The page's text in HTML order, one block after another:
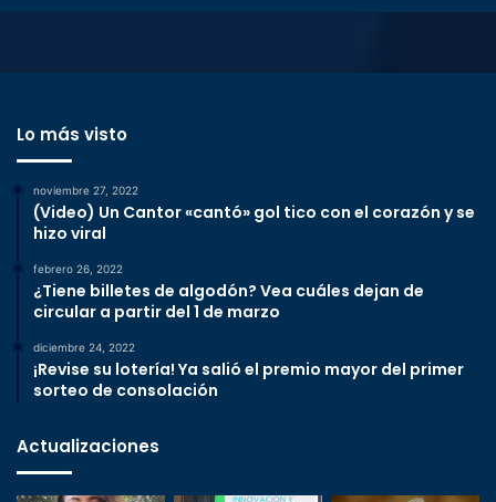
Lo más visto
noviembre 27, 2022
(Video) Un Cantor «cantó» gol tico con el corazón y se
hizo viral
febrero 26, 2022
¿Tiene billetes de algodón? Vea cuáles dejan de
circular a partir del 1 de marzo
diciembre 24, 2022
¡Revise su lotería! Ya salió el premio mayor del primer
sorteo de consolación
Actualizaciones